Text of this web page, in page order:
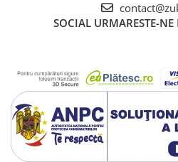
SOCIAL URMARESTE-